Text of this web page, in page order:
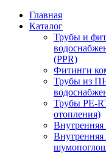
Главная
Каталог
Трубы и
(PPR)
Фитинги
Трубы из
Трубы PE-
отопления)
Внутренняя